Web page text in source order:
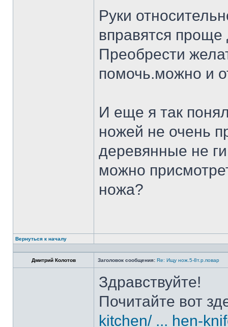
Руки
вправятся
Преобрести
помочь.можно и
И еще я так
ножей не очень
деревянные не
можно
ножа?
Вернуться к началу
Дмитрий Колотов Заголовок сообщения: Re: Ищу нож.5-8т.р.повар
Здравствуйте!
Почитайте вот
kitchen/ ... hen-